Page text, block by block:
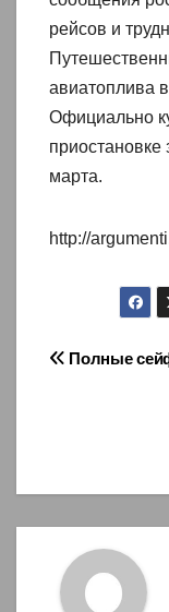
рейсов и
авиатоплива
Официально
приостановке
марта.
http://
Полные